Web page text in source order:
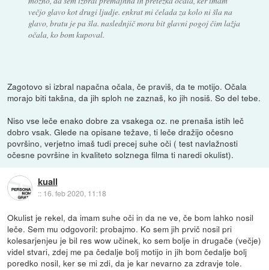
večjo glavo kot drugi ljudje. enkrat mi čelada za kolo ni šla na
glavo, bratu je pa šla. naslednjič mora bit glavni pogoj čim lažja
očala, ko bom kupoval.
Zagotovo si izbral napačna očala, če praviš, da te motijo. Očala
morajo biti takšna, da jih sploh ne zaznaš, ko jih nosiš. So del tebe.
Niso vse leče enako dobre za vsakega oz. ne prenaša istih leč
dobro vsak. Glede na opisane težave, ti leče dražijo očesno
površino, verjetno imaš tudi precej suhe oči ( test navlažnosti
očesne površine in kvaliteto solznega filma ti naredi okulist).
kuall
:: 16. feb 2020, 11:18
Okulist je rekel, da imam suhe oči in da ne ve, če bom lahko nosil
leče. Sem mu odgovoril: probajmo. Ko sem jih prvič nosil pri
kolesarjenjeu je bil res wow učinek, ko sem bolje in drugače (večje)
videl stvari, zdej me pa čedalje bolj motijo in jih bom čedalje bolj
poredko nosil, ker se mi zdi, da je kar nevarno za zdravje tole.